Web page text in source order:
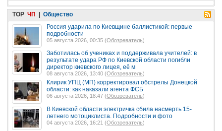
TOP ЧП | Общество
Россия ударила по Киевщине баллистикой: первые
подробности
05 августа 2026, 00:35 (Обозреватель)
Заботилась об учениках и поддерживала учителей: в
результате удара РФ по Киевской области погибли
директор киевского лицея, её м
08 августа 2026, 13:40 (Обозреватель)
Клирик УПЦ (МП) корректировал обстрелы Донецкой
области: как наказали агента ФСБ
06 августа 2026, 18:47 (Обозреватель)
В Киевской области электричка сбила насмерть 15-
летнего мотоциклиста. Подробности и фото
04 августа 2026, 16:21 (Обозреватель)